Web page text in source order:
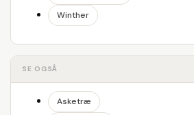
Winther
SE OGSÅ
Asketræ